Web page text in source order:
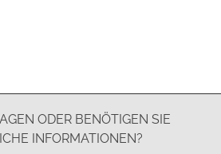
ODER BENÖTIGEN SIE
INFORMATIONEN?